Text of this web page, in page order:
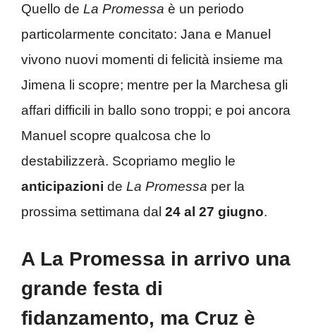
Quello de La Promessa è un periodo
particolarmente concitato: Jana e Manuel
vivono nuovi momenti di felicità insieme ma
Jimena li scopre; mentre per la Marchesa gli
affari difficili in ballo sono troppi; e poi ancora
Manuel scopre qualcosa che lo
destabilizzerà. Scopriamo meglio le
anticipazioni de La Promessa per la
prossima settimana dal 24 al 27 giugno.
A La Promessa in arrivo una
grande festa di
fidanzamento, ma Cruz è